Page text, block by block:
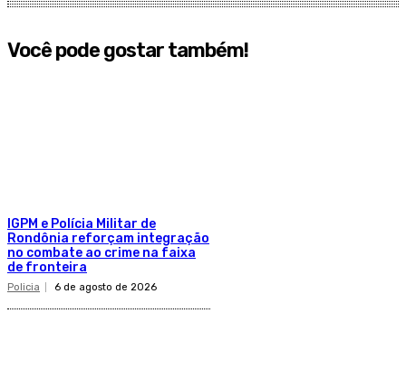
Você pode gostar também!
IGPM e Polícia Militar de
Rondônia reforçam integração
no combate ao crime na faixa
de fronteira
Policia 6 de agosto de 2026